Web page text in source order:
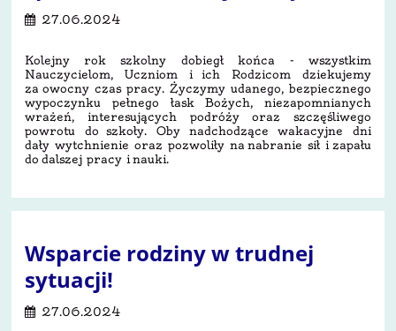
27.06.2024
Kolejny rok szkolny dobiegł końca - wszystkim
Nauczycielom, Uczniom i ich Rodzicom dziekujemy
za owocny czas pracy. Życzymy udanego, bezpiecznego
wypoczynku pełnego łask Bożych, niezapomnianych
wrażeń, interesujących podróży oraz szczęśliwego
powrotu do szkoły. Oby nadchodzące wakacyjne dni
dały wytchnienie oraz pozwoliły na nabranie sił i zapału
do dalszej pracy i nauki.
Wsparcie rodziny w trudnej
sytuacji!
27.06.2024